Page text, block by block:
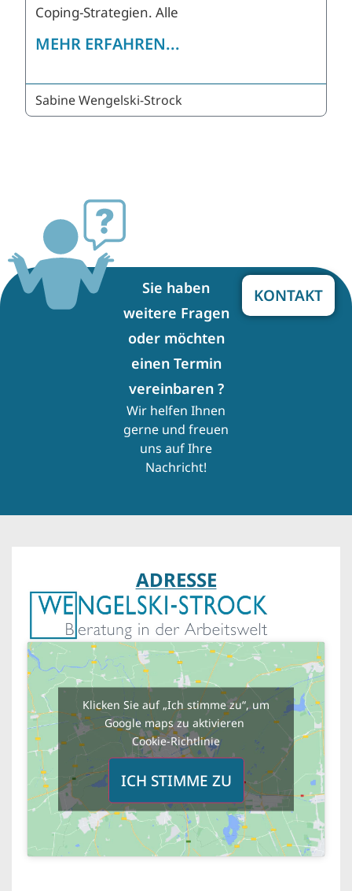
Coping-Strategien. Alle
MEHR ERFAHREN...
Sabine Wengelski-Strock
Sie haben
weitere Fragen
oder möchten
einen Termin
vereinbaren ?
Wir helfen Ihnen
gerne und freuen
uns auf Ihre
Nachricht!
KONTAKT
ADRESSE
Klicken Sie auf „Ich stimme zu“, um
Google maps zu aktivieren
Cookie-Richtlinie
ICH STIMME ZU